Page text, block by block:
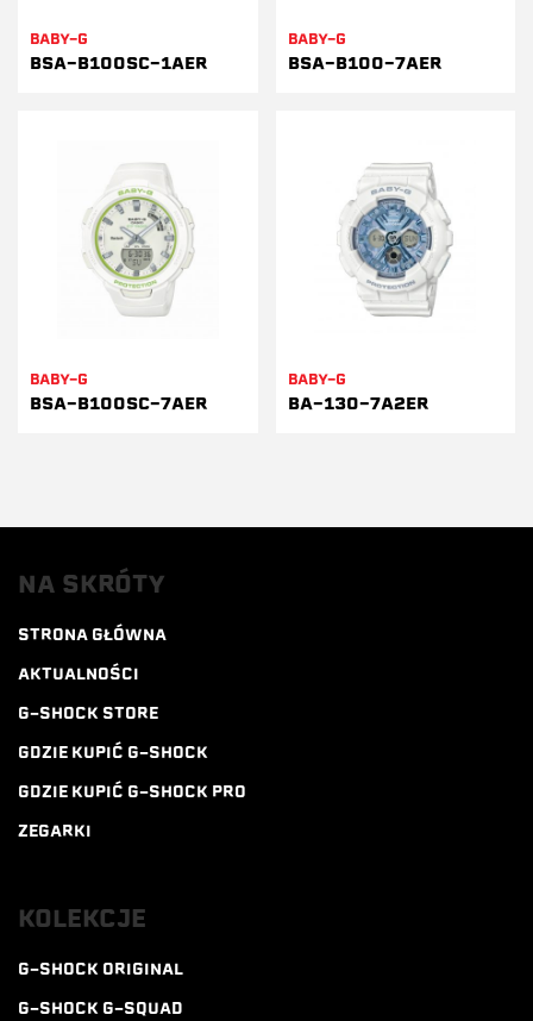
BABY-G
BSA-B100SC-1AER
BABY-G
BSA-B100-7AER
BABY-G
BSA-B100SC-7AER
BABY-G
BA-130-7A2ER
NA SKRÓTY
STRONA GŁÓWNA
AKTUALNOŚCI
G-SHOCK STORE
GDZIE KUPIĆ G-SHOCK
GDZIE KUPIĆ G-SHOCK PRO
ZEGARKI
KOLEKCJE
G-SHOCK ORIGINAL
G-SHOCK G-SQUAD